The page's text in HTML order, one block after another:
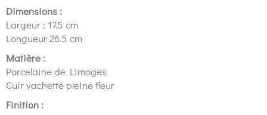
Dimensions :
Largeur : 17.5 cm
Longueur 26.5 cm
Matière :
Porcelaine de Limoges
Cuir vachette pleine fleur
Finition :